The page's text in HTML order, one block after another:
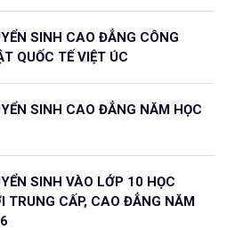
SINH CAO ĐẲNG CÔNG
QUỐC TẾ VIỆT ÚC
SINH CAO ĐẲNG NĂM HỌC
SINH VÀO LỚP 10 HỌC
TRUNG CẤP, CAO ĐẲNG NĂM